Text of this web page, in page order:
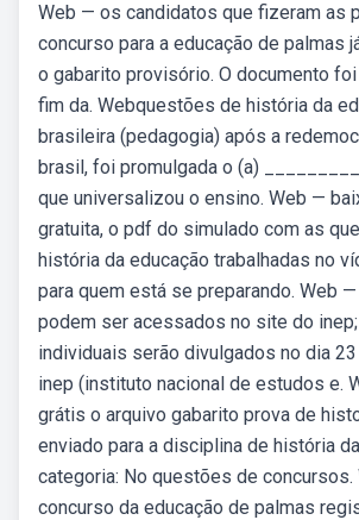
Web — os candidatos que fizeram as
concurso para a educação de palmas
o gabarito provisório. O documento
fim da. Webquestões de história da
brasileira (pedagogia) após a
brasil, foi promulgada o (a)
que universalizou o ensino. Web —
gratuita, o pdf do simulado com as
história da educação trabalhadas no
para quem está se preparando. Web
podem ser acessados no site do
individuais serão divulgados no dia
inep (instituto nacional de estudos e.
grátis o arquivo gabarito prova de
enviado para a disciplina de história
categoria: No questões de
concurso da educação de palmas